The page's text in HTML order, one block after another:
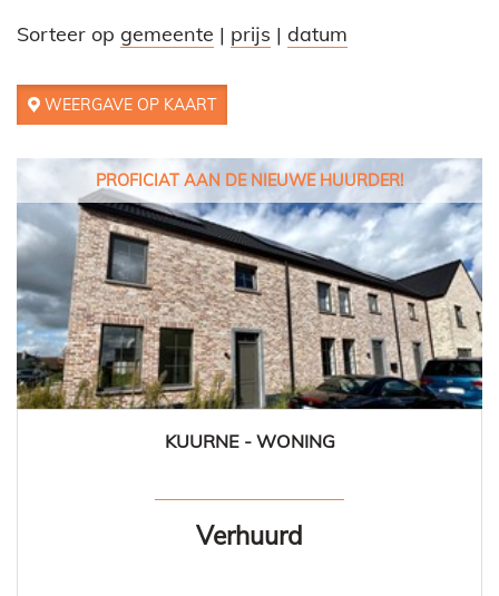
Sorteer op gemeente | prijs | datum
WEERGAVE OP KAART
PROFICIAT AAN DE NIEUWE HUURDER!
129 m² 3 1
KUURNE - WONING
Verhuurd